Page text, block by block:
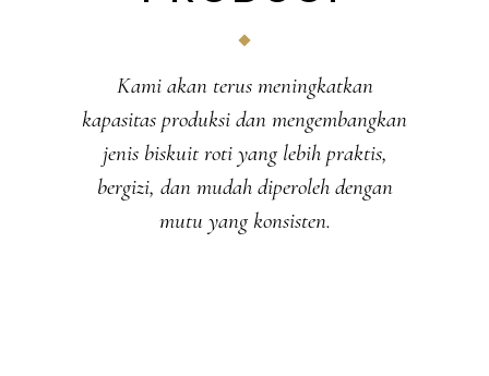
Kami akan terus meningkatkan
kapasitas produksi dan mengembangkan
jenis biskuit roti yang lebih praktis,
bergizi, dan mudah diperoleh dengan
mutu yang konsisten.